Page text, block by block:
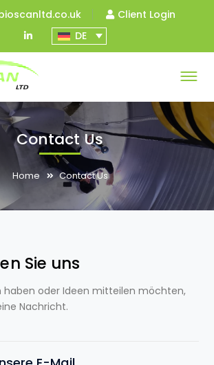
Client Login
LinkedIn
Profile
DE
Contact Us
Home Contact Us
Sie uns
haben oder Ideen mitteilen möchten,
Nachricht.